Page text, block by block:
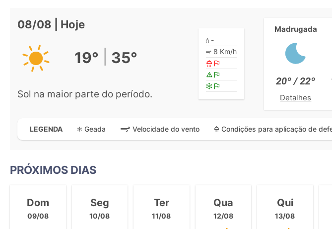
08/08 | Hoje
19° 35°
Sol na maior parte do período.
-
8 Km/h
Madrugada
20º / 22º
Detalhes
LEGENDA Geada Velocidade do vento Condições para aplicação de
PRÓXIMOS DIAS
Dom
09/08
Seg
10/08
Ter
11/08
Qua
12/08
Qui
13/08